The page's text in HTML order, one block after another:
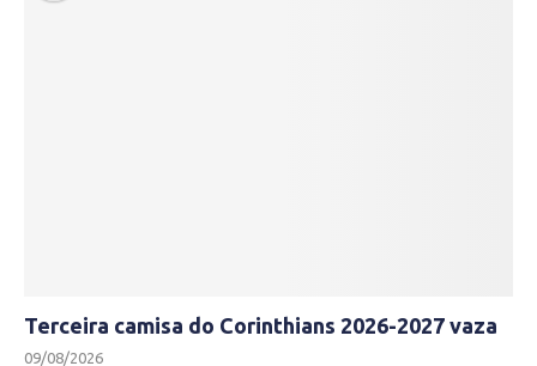
Terceira camisa do Corinthians 2026-2027 vaza
09/08/2026